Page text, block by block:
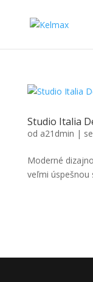
Studio Italia
od a21dmin |
Moderné
veľmi úspešnou